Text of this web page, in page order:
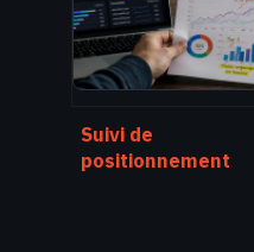
Suivi de
positionnement